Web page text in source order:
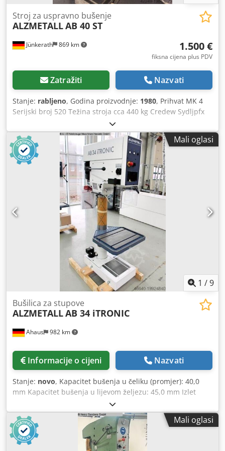
signalno bijela RAL 9003, PANTONE 7545c, crna uključujući
sljedeće opcije: LED strojno svjetlo stavka 12. Rashladni
sustav A stavka 24 Nožni prekidač za rezanje navoja stavka
Stroj je moguće pogledati kod nas po dogovoru.
Jünkerath 869 km
Stroj za uspravno bušenje
ALZMETALLAB 40 ST
1.500 €
fiksna cijena plus PDV
Zatražiti Nazvati
Stanje: rabljeno, Godina proizvodnje: 1980, Prihvat MK 4
Serijski broj 520 Težina stroja cca 440 kg Credew Sydljpfx
Mali oglasi
1 /9
Ahaus 982 km
Bušilica za stupove
ALZMETALLAB 34 iTRONIC
Informacije o cijeni Nazvati
Stanje: novo, Kapacitet bušenja u čeliku (promjer): 40,0
mm Kapacitet bušenja u lijevom željezu: 45,0 mm Izlet
vretena: 300 mm Hod bušenja: 160 mm Morse konus: MK 4
Radni stol: 615 x 430 mm Broj okretaja: 100 – 1.800 o/min
Promjer stupa: 145 mm Navoj M 24 ST60 Navoj M 30 GG20
Automatski posmak: 0,1-0,2-0,3-0,4 mm/okr. Udaljenost
vreteno/stol: 138 / 688 mm Snaga motora: 1,4 / 2,2 kW
Mali oglasi